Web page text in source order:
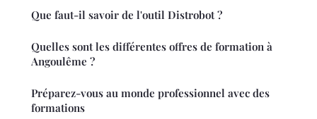
Que faut-il savoir de l'outil Distrobot ?
Quelles sont les différentes offres de formation à
Angoulême ?
Préparez-vous au monde professionnel avec des
formations